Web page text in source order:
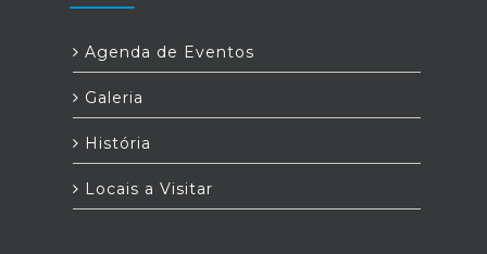
Agenda de Eventos
Galeria
História
Locais a Visitar